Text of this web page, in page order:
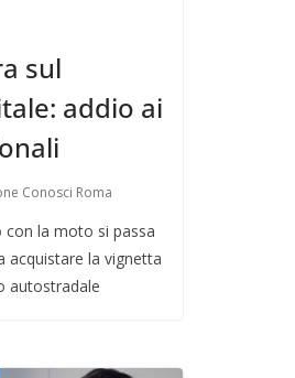
sul
addio ai
Conosci Roma
con la moto si passa
acquistare la vignetta
autostradale